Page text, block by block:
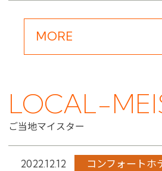
MORE
LOCAL-
ご当地マイスター
2022.12.12
コンフォートホ